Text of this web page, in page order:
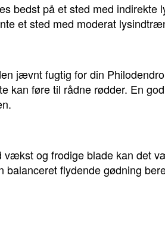
bedst på et sted med
et sted med moderat
jævnt fugtig for din
kan føre til rådne rødder. En
vækst og frodige blade kan det
balanceret flydende gødning